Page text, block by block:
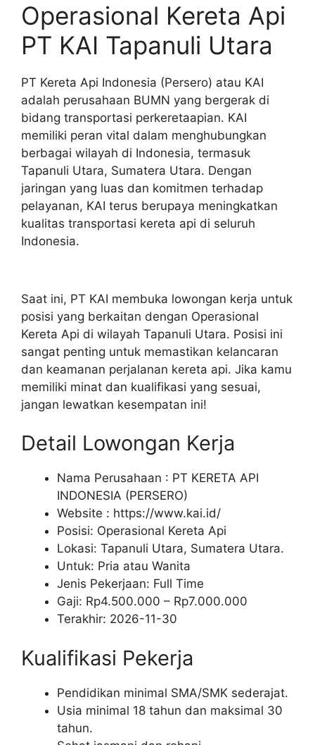
Operasional Kereta Api
PT KAI Tapanuli Utara
PT Kereta Api Indonesia (Persero) atau KAI
adalah perusahaan BUMN yang bergerak di
bidang transportasi perkeretaapian. KAI
memiliki peran vital dalam menghubungkan
berbagai wilayah di Indonesia, termasuk
Tapanuli Utara, Sumatera Utara. Dengan
jaringan yang luas dan komitmen terhadap
pelayanan, KAI terus berupaya meningkatkan
kualitas transportasi kereta api di seluruh
Indonesia.
Saat ini, PT KAI membuka lowongan kerja untuk
posisi yang berkaitan dengan Operasional
Kereta Api di wilayah Tapanuli Utara. Posisi ini
sangat penting untuk memastikan kelancaran
dan keamanan perjalanan kereta api. Jika kamu
memiliki minat dan kualifikasi yang sesuai,
jangan lewatkan kesempatan ini!
Detail Lowongan Kerja
Nama Perusahaan : PT KERETA API
INDONESIA (PERSERO)
Website : https://www.kai.id/
Posisi: Operasional Kereta Api
Lokasi: Tapanuli Utara, Sumatera Utara.
Untuk: Pria atau Wanita
Jenis Pekerjaan: Full Time
Gaji: Rp4.500.000 – Rp7.000.000
Terakhir: 2026-11-30
Kualifikasi Pekerja
Pendidikan minimal SMA/SMK sederajat.
Usia minimal 18 tahun dan maksimal 30
tahun.